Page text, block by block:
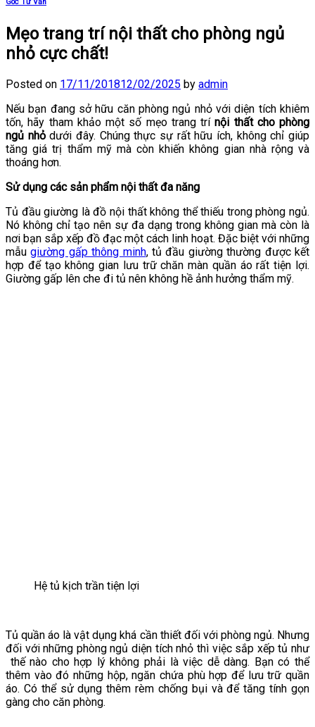
Mẹo trang trí nội thất cho phòng ngủ
nhỏ cực chất!
Posted on 17/11/201812/02/2025 by admin
Nếu bạn đang sở hữu căn phòng ngủ nhỏ với diện tích khiêm
tốn, hãy tham khảo một số mẹo trang trínội thất cho phòng
ngủ nhỏdưới đây. Chúng thực sự rất hữu ích, không chỉ giúp
tăng giá trị thẩm mỹ mà còn khiến không gian nhà rộng và
thoáng hơn.
Sử dụng các sản phẩm nội thất đa năng
Tủ đầu giường là đồ nội thất không thể thiếu trong phòng ngủ.
Nó không chỉ tạo nên sự đa dạng trong không gian mà còn là
nơi bạn sắp xếp đồ đạc một cách linh hoạt. Đặc biệt với những
mẫugiường gấp thông minh, tủ đầu giường thường được kết
hợp để tạo không gian lưu trữ chăn màn quần áo rất tiện lợi.
Giường gấp lên che đi tủ nên không hề ảnh hưởng thẩm mỹ.
Hệ tủ kịch trần tiện lợi
Tủ quần áo là vật dụng khá cần thiết đối với phòng ngủ. Nhưng
đối với những phòng ngủ diện tích nhỏ thì việc sắp xếp tủ như
thế nào cho hợp lý không phải là việc dễ dàng. Bạn có thể
thêm vào đó những hộp, ngăn chứa phù hợp để lưu trữ quần
áo. Có thể sử dụng thêm rèm chống bụi và để tăng tính gọn
gàng cho căn phòng.